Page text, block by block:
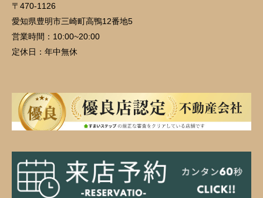
〒470-1126
愛知県豊明市三崎町高鴨12番地5
営業時間： 10:00~20:00
定休日： 年中無休